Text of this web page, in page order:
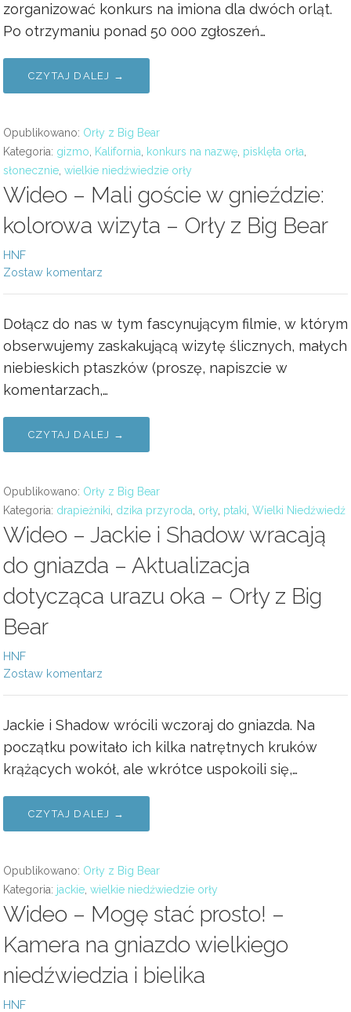
zorganizować konkurs na imiona dla dwóch orląt.
Po otrzymaniu ponad 50 000 zgłoszeń…
CZYTAJ DALEJ →
Opublikowano: Orły z Big Bear
Kategoria: gizmo Kalifornia konkurs na nazwę pisklęta orła
słonecznie wielkie niedźwiedzie orły
Wideo – Mali goście w gnieździe:
kolorowa wizyta – Orły z Big Bear
HNF
Zostaw komentarz
Dołącz do nas w tym fascynującym filmie, w którym
obserwujemy zaskakującą wizytę ślicznych, małych
niebieskich ptaszków (proszę, napiszcie w
komentarzach,…
CZYTAJ DALEJ →
Opublikowano: Orły z Big Bear
Kategoria: drapieżniki dzika przyroda orły ptaki Wielki Niedźwiedź
Wideo – Jackie i Shadow wracają
do gniazda – Aktualizacja
dotycząca urazu oka – Orły z Big
Bear
HNF
Zostaw komentarz
Jackie i Shadow wrócili wczoraj do gniazda. Na
początku powitało ich kilka natrętnych kruków
krążących wokół, ale wkrótce uspokoili się,…
CZYTAJ DALEJ →
Opublikowano: Orły z Big Bear
Kategoria: jackie wielkie niedźwiedzie orły
Wideo – Mogę stać prosto! –
Kamera na gniazdo wielkiego
niedźwiedzia i bielika
HNF